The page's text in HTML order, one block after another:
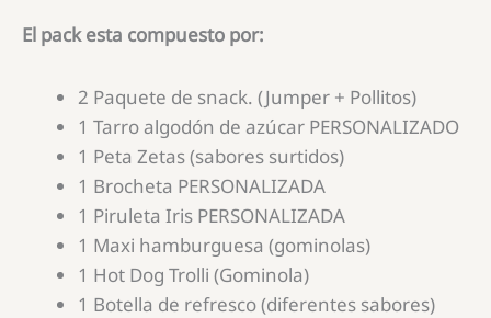
El pack esta compuesto por:
2 Paquete de snack. (Jumper + Pollitos)
1 Tarro algodón de azúcar PERSONALIZADO
1 Peta Zetas (sabores surtidos)
1 Brocheta PERSONALIZADA
1 Piruleta Iris PERSONALIZADA
1 Maxi hamburguesa (gominolas)
1 Hot Dog Trolli (Gominola)
1 Botella de refresco (diferentes sabores)